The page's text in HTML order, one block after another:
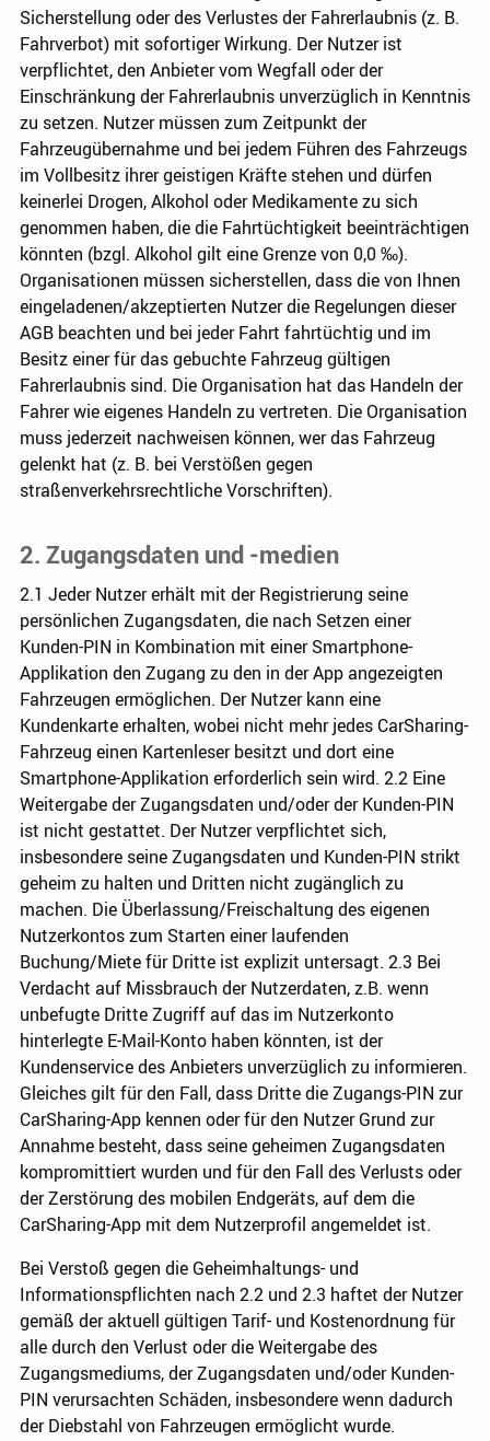
Sicherstellung oder des Verlustes der Fahrerlaubnis (z. B.
Fahrverbot) mit sofortiger Wirkung. Der Nutzer ist
verpflichtet, den Anbieter vom Wegfall oder der
Einschränkung der Fahrerlaubnis unverzüglich in Kenntnis
zu setzen. Nutzer müssen zum Zeitpunkt der
Fahrzeugübernahme und bei jedem Führen des Fahrzeugs
im Vollbesitz ihrer geistigen Kräfte stehen und dürfen
keinerlei Drogen, Alkohol oder Medikamente zu sich
genommen haben, die die Fahrtüchtigkeit beeinträchtigen
könnten (bzgl. Alkohol gilt eine Grenze von 0,0 ‰).
Organisationen müssen sicherstellen, dass die von Ihnen
eingeladenen/akzeptierten Nutzer die Regelungen dieser
AGB beachten und bei jeder Fahrt fahrtüchtig und im
Besitz einer für das gebuchte Fahrzeug gültigen
Fahrerlaubnis sind. Die Organisation hat das Handeln der
Fahrer wie eigenes Handeln zu vertreten. Die Organisation
muss jederzeit nachweisen können, wer das Fahrzeug
gelenkt hat (z. B. bei Verstößen gegen
straßenverkehrsrechtliche Vorschriften).
2. Zugangsdaten und -medien
2.1 Jeder Nutzer erhält mit der Registrierung seine
persönlichen Zugangsdaten, die nach Setzen einer
Kunden-PIN in Kombination mit einer Smartphone-
Applikation den Zugang zu den in der App angezeigten
Fahrzeugen ermöglichen. Der Nutzer kann eine
Kundenkarte erhalten, wobei nicht mehr jedes CarSharing-
Fahrzeug einen Kartenleser besitzt und dort eine
Smartphone-Applikation erforderlich sein wird. 2.2 Eine
Weitergabe der Zugangsdaten und/oder der Kunden-PIN
ist nicht gestattet. Der Nutzer verpflichtet sich,
insbesondere seine Zugangsdaten und Kunden-PIN strikt
geheim zu halten und Dritten nicht zugänglich zu
machen. Die Überlassung/Freischaltung des eigenen
Nutzerkontos zum Starten einer laufenden
Buchung/Miete für Dritte ist explizit untersagt. 2.3 Bei
Verdacht auf Missbrauch der Nutzerdaten, z.B. wenn
unbefugte Dritte Zugriff auf das im Nutzerkonto
hinterlegte E-Mail-Konto haben könnten, ist der
Kundenservice des Anbieters unverzüglich zu informieren.
Gleiches gilt für den Fall, dass Dritte die Zugangs-PIN zur
CarSharing-App kennen oder für den Nutzer Grund zur
Annahme besteht, dass seine geheimen Zugangsdaten
kompromittiert wurden und für den Fall des Verlusts oder
der Zerstörung des mobilen Endgeräts, auf dem die
CarSharing-App mit dem Nutzerprofil angemeldet ist.
Bei Verstoß gegen die Geheimhaltungs- und
Informationspflichten nach 2.2 und 2.3 haftet der Nutzer
gemäß der aktuell gültigen Tarif- und Kostenordnung für
alle durch den Verlust oder die Weitergabe des
Zugangsmediums, der Zugangsdaten und/oder Kunden-
PIN verursachten Schäden, insbesondere wenn dadurch
der Diebstahl von Fahrzeugen ermöglicht wurde.